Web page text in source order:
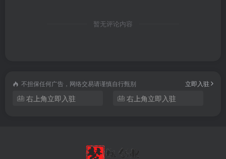
第68节 设定与情节递进(1).mp4
暂无评论内容
不担保任何广告，网络交易请谨慎自行甄别 立即入驻
右上角立即入驻 右上角立即入驻